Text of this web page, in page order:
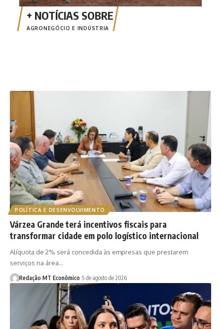
AGRONEGÓCIO E INDÚSTRIA
POLÍTICA E DESENVOLVIMENTO
Várzea Grande terá incentivos fiscais para
transformar cidade em polo logístico internacional
Alíquota de 2% será concedida às empresas que prestarem
serviços na área…
Redação MT Econômico 5 de agosto de 2026